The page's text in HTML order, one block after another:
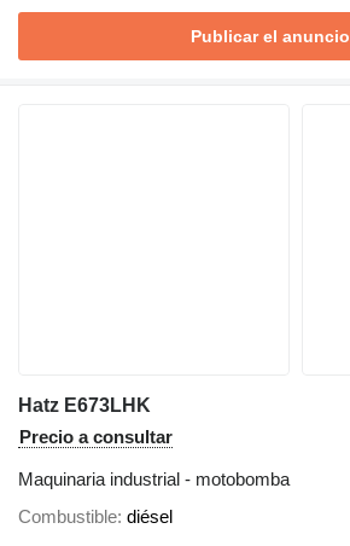
Publicar el anuncio
Hatz E673LHK
Precio a consultar
Maquinaria industrial - motobomba
Combustible diésel